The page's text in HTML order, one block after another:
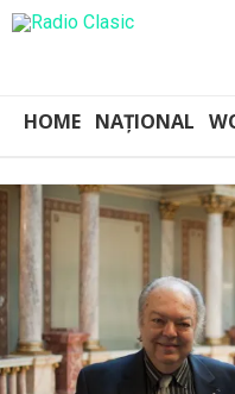
HOME NAȚIONAL